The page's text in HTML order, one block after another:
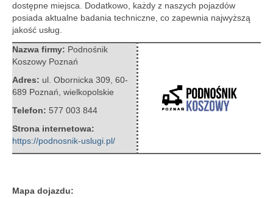
dostępne miejsca. Dodatkowo, każdy z naszych pojazdów
posiada aktualne badania techniczne, co zapewnia najwyższą
jakość usług.
Nazwa firmy: Podnośnik
Koszowy Poznań
Adres: ul. Obornicka 309 60-
689 Poznań wielkopolskie
Telefon: 577 003 844
Strona internetowa:
https://podnosnik-uslugi.pl/
Mapa dojazdu: